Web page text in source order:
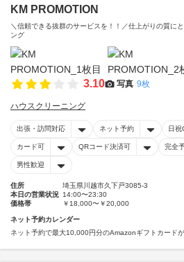
KM PROMOTION
＼信頼できる抜群のサービスを！！／仕上がりの質に
ング
3.10 写真 9枚
ハウスクリーニング
出張・訪問対応 ネット予約 日祝
カード可 QRコード決済可 完全
男性歓迎
住所
埼玉県川越市久下戸3085-3
本日の営業状況 14:00〜23:30
価格帯
￥18,000〜￥20,000
ネット予約カレンダー
ネット予約で最大10,000円分のAmazonギフトカードが